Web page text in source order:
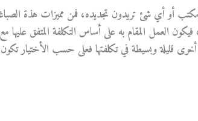
أو أي شئ تريدون تجديده، فمن مميزات هذة
العمل المقام به على أساس التكلفة المتفق عليها
قليلة وبسيطة في تكلفتها فعلى حسب الأختيار تكون